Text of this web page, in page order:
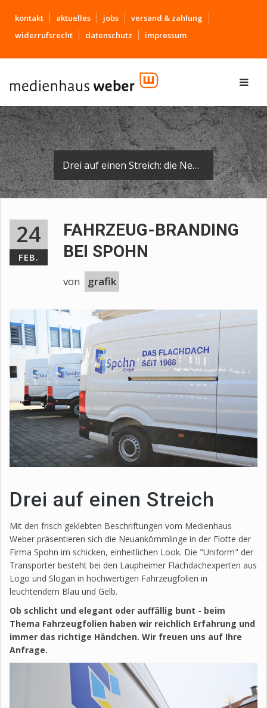
kontakt aktuelles jobs
versand & zahlung
widerrufsrecht
datenschutz impressum
Drei auf einen Streich: die Neuankömmlinge in der Flotte der Firma Spohn präsentieren sich im schicken, einheitlichen Look.
24
FEB.
FAHRZEUG-BRANDING
BEI SPOHN
von grafik
Drei auf einen Streich
Mit den frisch geklebten Beschriftungen vom Medienhaus
Weber präsentieren sich die Neuankömmlinge in der Flotte der
Firma Spohn im schicken, einheitlichen Look. Die "Uniform" der
Transporter besteht bei den Laupheimer Flachdachexperten aus
Logo und Slogan in hochwertigen Fahrzeugfolien in
leuchtendem Blau und Gelb.
Ob schlicht und elegant oder auffällig bunt - beim
Thema Fahrzeugfolien haben wir reichlich Erfahrung und
immer das richtige Händchen. Wir freuen uns auf Ihre
Anfrage.